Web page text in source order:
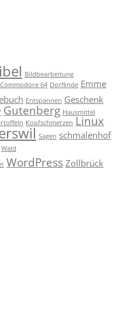
Bildbearbeitung
Commodore 64 Dorflinde Emme
Entspannen Geschenk
Gutenberg Hausmittel
Kopfschmerzen Linux
Sagen schmalenhof
Wald
WordPress Zollbrück